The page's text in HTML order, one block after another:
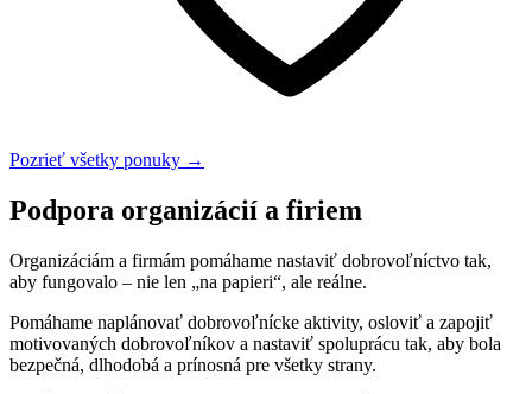
Pozrieť všetky ponuky →
Podpora organizácií a firiem
Organizáciám a firmám pomáhame nastaviť dobrovoľníctvo tak,
aby fungovalo – nie len „na papieri“, ale reálne.
Pomáhame naplánovať dobrovoľnícke aktivity, osloviť a zapojiť
motivovaných dobrovoľníkov a nastaviť spoluprácu tak, aby bola
bezpečná, dlhodobá a prínosná pre všetky strany.